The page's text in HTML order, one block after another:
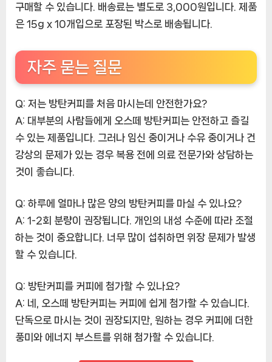
구매할 수 있습니다. 배송료는 별도로 3,000원입니다. 제품
은 15g x 10개입으로 포장된 박스로 배송됩니다.
자주 묻는 질문
Q: 저는 방탄커피를 처음 마시는데 안전한가요?
A: 대부분의 사람들에게 오스떼 방탄커피는 안전하고 즐길
수 있는 제품입니다. 그러나 임신 중이거나 수유 중이거나 건
강상의 문제가 있는 경우 복용 전에 의료 전문가와 상담하는
것이 좋습니다.
Q: 하루에 얼마나 많은 양의 방탄커피를 마실 수 있나요?
A: 1-2회 분량이 권장됩니다. 개인의 내성 수준에 따라 조절
하는 것이 중요합니다. 너무 많이 섭취하면 위장 문제가 발생
할 수 있습니다.
Q: 방탄커피를 커피에 첨가할 수 있나요?
A: 네, 오스떼 방탄커피는 커피에 쉽게 첨가할 수 있습니다.
단독으로 마시는 것이 권장되지만, 원하는 경우 커피에 더한
풍미와 에너지 부스트를 위해 첨가할 수 있습니다.